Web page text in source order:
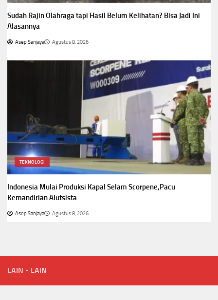
Sudah Rajin Olahraga tapi Hasil Belum Kelihatan? Bisa Jadi Ini
Alasannya
Asep Sanjaya Agustus 8, 2026
TEKNOLOGI
Indonesia Mulai Produksi Kapal Selam Scorpene,Pacu
Kemandirian Alutsista
Asep Sanjaya Agustus 8, 2026
LAIN - LAIN